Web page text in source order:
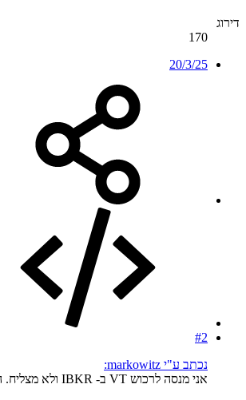
דירוג
170
20/3/25
#2
נכתב ע"י markowitz:
אני מנסה לרכוש VT ב- IBKR ולא מצליח. הוא דורש סכום יותר גבוה ממה שהקרן עולה בפועל. למישהו יש מושג למה?